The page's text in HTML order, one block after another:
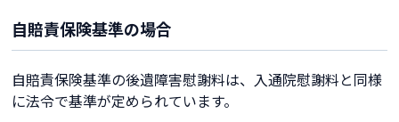
自賠責保険基準の場合
自賠責保険基準の後遺障害慰謝料は、入通院慰謝料と同様
に法令で基準が定められています。